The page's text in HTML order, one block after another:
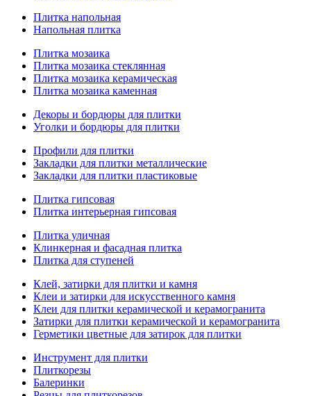
Плитка напольная
Напольная плитка
Плитка мозаика
Плитка мозаика стеклянная
Плитка мозаика керамическая
Плитка мозаика каменная
Декоры и бордюры для плитки
Уголки и бордюры для плитки
Профили для плитки
Закладки для плитки металлические
Закладки для плитки пластиковые
Плитка гипсовая
Плитка интерьерная гипсовая
Плитка уличная
Клинкерная и фасадная плитка
Плитка для ступеней
Клей, затирки для плитки и камня
Клеи и затирки для искусственного камня
Клеи для плитки керамической и керамогранита
Затирки для плитки керамической и керамогранита
Герметики цветные для затирок для плитки
Инструмент для плитки
Плиткорезы
Балеринки